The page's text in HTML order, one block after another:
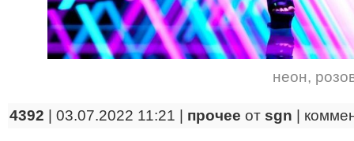
неон,
4392 | 03.07.2022 11:21 | прочее от sgn